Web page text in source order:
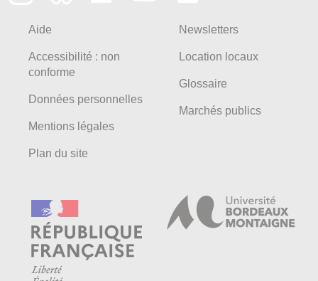
Aide
Accessibilité : non
conforme
Données personnelles
Mentions légales
Plan du site
Newsletters
Location locaux
Glossaire
Marchés publics